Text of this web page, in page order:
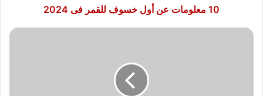
10 معلومات عن أول خسوف للقمر فى 2024
وزير